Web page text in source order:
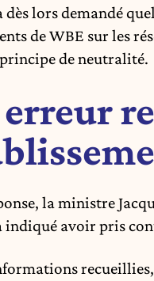
dès lors demandé
de WBE sur les
de neutralité.
la ministre
indiqué avoir pris